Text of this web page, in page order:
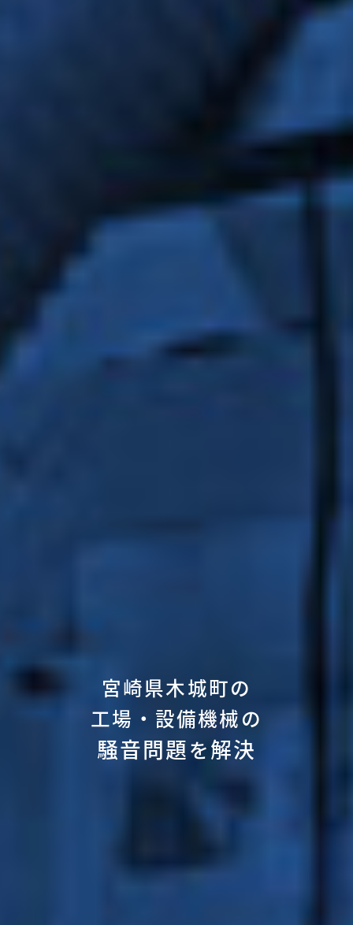
宮崎県木城町の
工場・設備機械の
騒音問題を解決